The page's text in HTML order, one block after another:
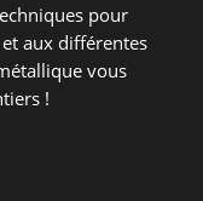
pour
aux différentes
vous
!